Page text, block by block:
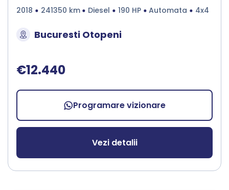
2018 241350 km Diesel 190 HP Automata 4x4
Bucuresti Otopeni
€12.440
Programare vizionare
Vezi detalii